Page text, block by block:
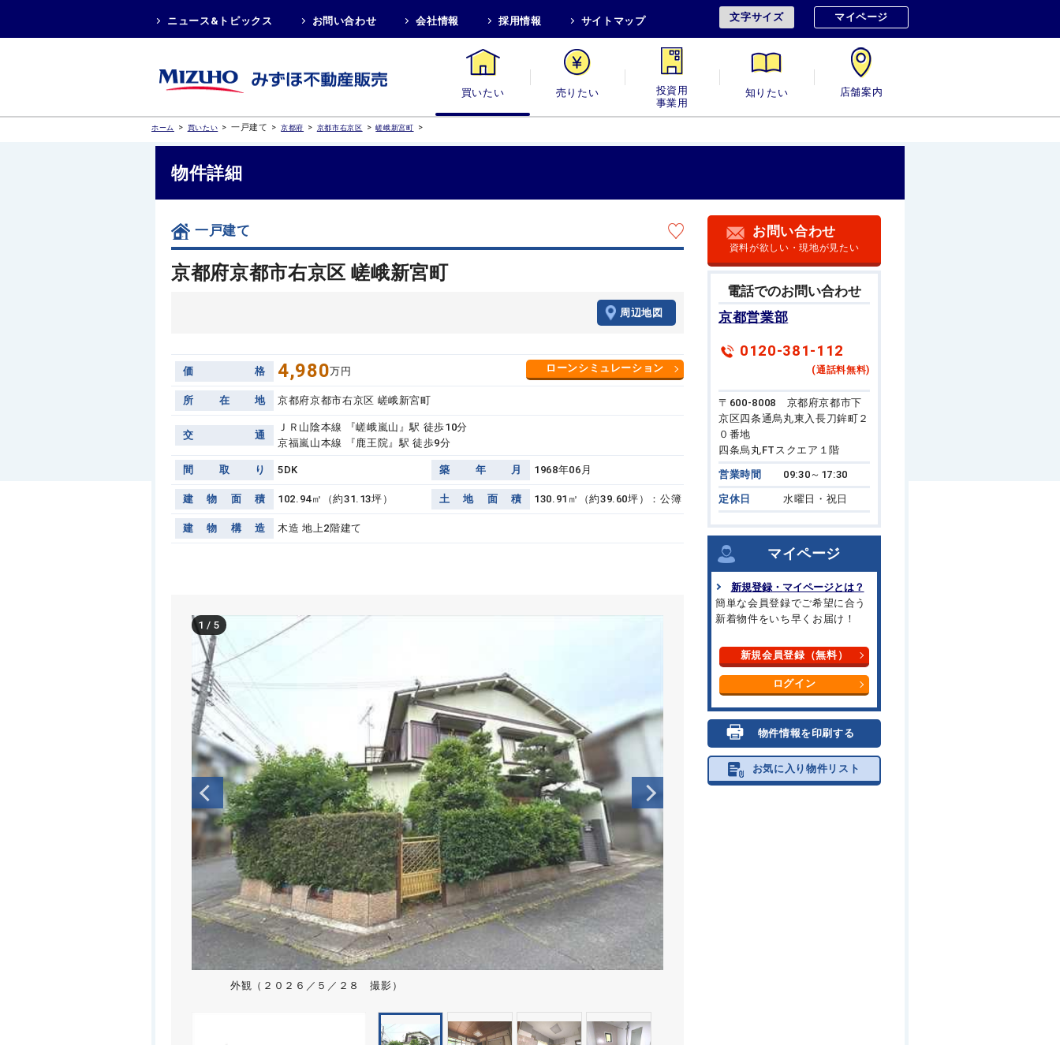
ニュース&トピックス お問い合わせ 会社情報 採用情報 サイトマップ 文字サイズ マイページ
買いたい 売りたい 投資用・事業用 知りたい 店舗案内
ホーム > 買いたい > 一戸建て > 京都府 > 京都市右京区 > 嵯峨新宮町 >
物件詳細
一戸建て
京都府京都市右京区 嵯峨新宮町
周辺地図
価 格 4,980万円 ローンシミュレーション
所 在 地 京都府京都市右京区 嵯峨新宮町
交 通
ＪＲ山陰本線 『嵯峨嵐山』駅 徒歩10分
京福嵐山本線 『鹿王院』駅 徒歩9分
間 取 り 5DK 築 年 月 1968年06月
建 物 面 積 102.94㎡（約31.13坪） 土 地 面 積 130.91㎡（約39.60坪）：公簿
建 物 構 造 木造 地上2階建て
外観（２０２６／５／２８ 撮影）
1 /5
お問い合わせ
資料が欲しい・現地が見たい
電話でのお問い合わせ
京都営業部
0120-381-112
(通話料無料)
〒600-8008 京都府京都市下
京区四条通烏丸東入長刀鉾町２
０番地
四条烏丸FTスクエア１階
営業時間 09:30～17:30
定休日 水曜日・祝日
マイページ
新規登録・マイページとは？
簡単な会員登録でご希望に合う
新着物件をいち早くお届け！
新規会員登録（無料）
ログイン
物件情報を印刷する
お気に入り物件リスト